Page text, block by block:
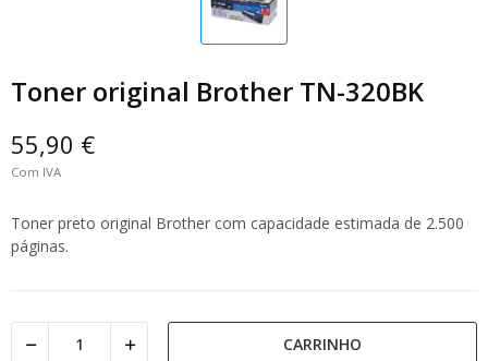
Toner original Brother TN-320BK
55,90 €
Com IVA
Toner preto original Brother com capacidade estimada de 2.500
páginas.
CARRINHO